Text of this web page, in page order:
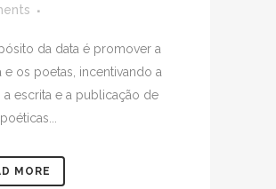
da data é promover a
e os poetas, incentivando a
a escrita e a publicação de
MORE